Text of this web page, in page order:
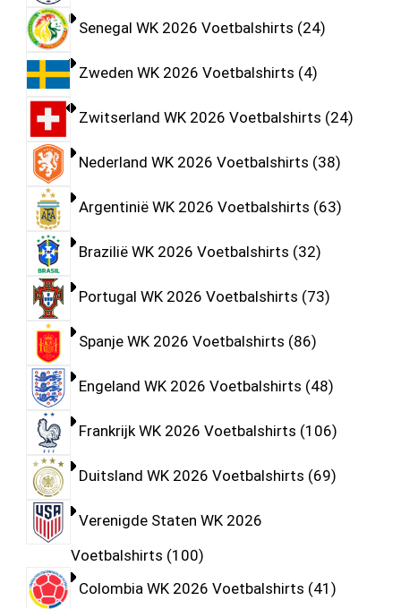
Senegal WK 2026 Voetbalshirts 24
Zweden WK 2026 Voetbalshirts 4
Zwitserland WK 2026 Voetbalshirts 24
Nederland WK 2026 Voetbalshirts 38
Argentinië WK 2026 Voetbalshirts 63
Brazilië WK 2026 Voetbalshirts 32
Portugal WK 2026 Voetbalshirts 73
Spanje WK 2026 Voetbalshirts 86
Engeland WK 2026 Voetbalshirts 48
Frankrijk WK 2026 Voetbalshirts 106
Duitsland WK 2026 Voetbalshirts 69
Verenigde Staten WK 2026
Voetbalshirts 100
Colombia WK 2026 Voetbalshirts 41